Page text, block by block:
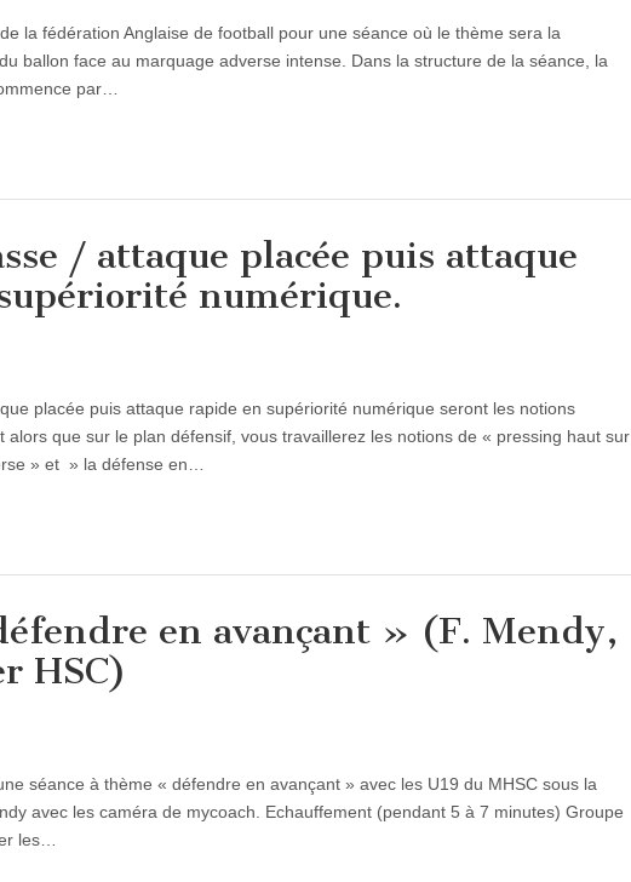
la fédération Anglaise de football pour une séance où le thème sera la
ballon face au marquage adverse intense. Dans la structure de la séance, la
par…
/ attaque placée puis attaque
numérique.
placée puis attaque rapide en supériorité numérique seront les notions
alors que sur le plan défensif, vous travaillerez les notions de « pressing haut sur
» et » la défense en…
en avançant » (F. Mendy,
HSC)
séance à thème « défendre en avançant » avec les U19 du MHSC sous la
avec les caméra de mycoach. Echauffement (pendant 5 à 7 minutes) Groupe
les…